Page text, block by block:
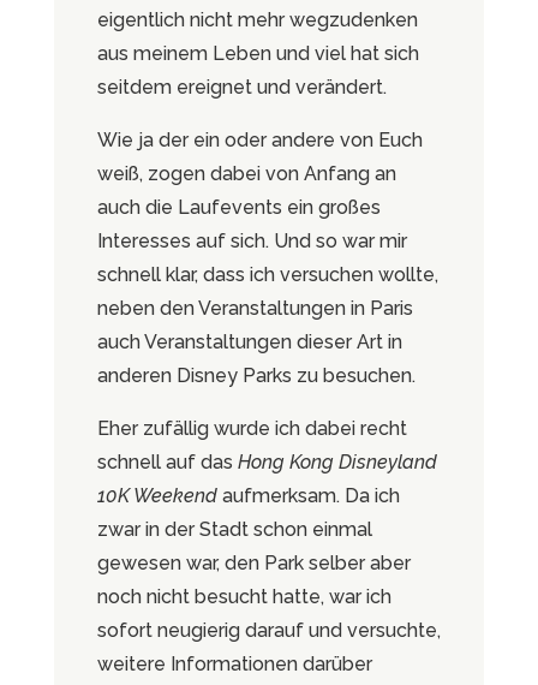
eigentlich nicht mehr wegzudenken
aus meinem Leben und viel hat sich
seitdem ereignet und verändert.
Wie ja der ein oder andere von Euch
weiß, zogen dabei von Anfang an
auch die Laufevents ein großes
Interesses auf sich. Und so war mir
schnell klar, dass ich versuchen wollte,
neben den Veranstaltungen in Paris
auch Veranstaltungen dieser Art in
anderen Disney Parks zu besuchen.
Eher zufällig wurde ich dabei recht
schnell auf das Hong Kong Disneyland
10K Weekendaufmerksam. Da ich
zwar in der Stadt schon einmal
gewesen war, den Park selber aber
noch nicht besucht hatte, war ich
sofort neugierig darauf und versuchte,
weitere Informationen darüber